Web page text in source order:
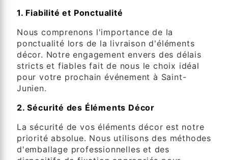
1. Fiabilité et Ponctualité
Nous comprenons l'importance de la
ponctualité lors de la livraison d'éléments
décor. Notre engagement envers des délais
stricts et fiables fait de nous le choix idéal
pour votre prochain événement à Saint-
Junien.
2. Sécurité des Éléments Décor
La sécurité de vos éléments décor est notre
priorité absolue. Nous utilisons des méthodes
d'emballage professionnelles et des